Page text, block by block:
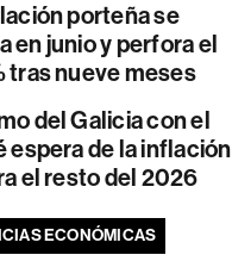
porteña se
en junio y perfora el
tras nueve meses
del Galicia con el
espera de la inflación
el resto del 2026
ECONÓMICAS